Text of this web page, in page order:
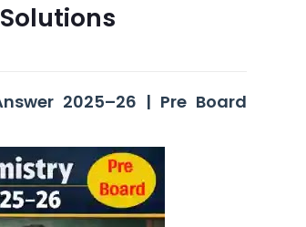
2025–26 | Pre Board